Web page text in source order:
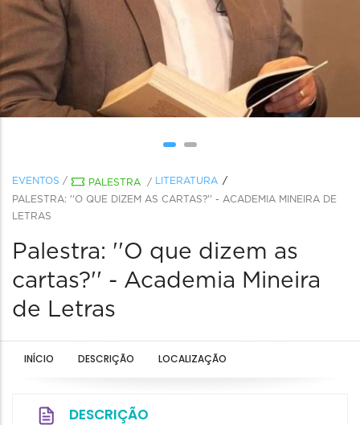
EVENTOS / PALESTRA /
LITERATURA
PALESTRA: ''O QUE DIZEM AS CARTAS?'' - ACADEMIA MINEIRA DE
LETRAS
Palestra: ''O que dizem as
cartas?'' - Academia Mineira
de Letras
INÍCIO DESCRIÇÃO LOCALIZAÇÃO
DESCRIÇÃO